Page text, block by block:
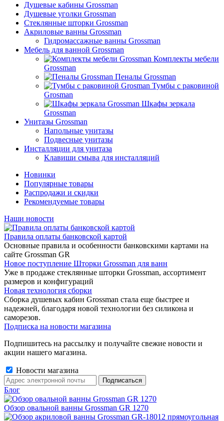
Душевые кабины Grossman
Душевые уголки Grossman
Стеклянные шторки Grossman
Акриловые ванны Grossman
Гидромассажные ванны Grossman
Мебель для ванной Grossman
Комплекты мебели
Grossman
Пеналы Grossman
Тумбы с раковиной
Grosman
Шкафы зеркала
Grossman
Унитазы Grossman
Напольные унитазы
Подвесные унитазы
Инсталляции для унитаза
Клавиши смыва для инсталляций
Новинки
Популярные товары
Распродажи и скидки
Рекомендуемые товары
Наши новости
Правила оплаты банковской картой
Основные правила и особенности банковскими картами на
сайте Grossman GR
Новое поступление Шторки Grossman для ванн
Уже в продаже стеклянные шторки Grossman, ассортимент
размеров и конфигураций
Новая технология сборки
Сборка душевых кабин Grossman стала еще быстрее и
надежней, благодаря новой технологии без силикона и
саморезов.
Подписка на новости магазина
Подпишитесь на рассылку и получайте свежие новости и
акции нашего магазина.
Новости магазина
Блог
Обзор овальной ванны Grossman GR 1270